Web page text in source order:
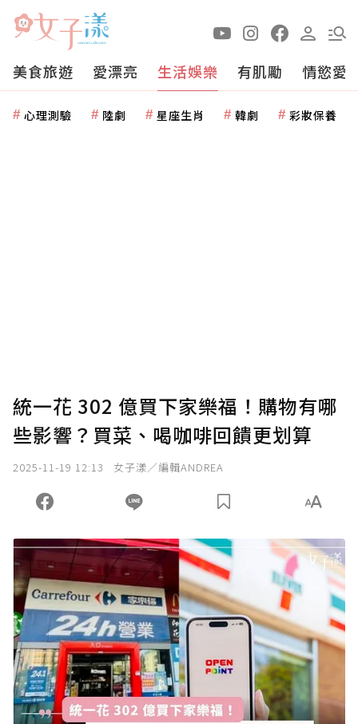
美食旅遊 愛漂亮 生活娛樂 有肌勵 情慾愛
心理測驗 陸劇 星座生肖 韓劇 彩妝保養
統一花 302 億買下家樂福！購物有哪
些影響？買菜、喝咖啡回饋更划算
2025-11-19 12:13 女子漾／編輯ANDREA